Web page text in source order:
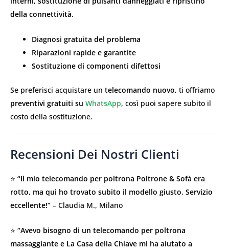
della connettività.
Diagnosi gratuita del problema
Riparazioni rapide e garantite
Sostituzione di componenti difettosi
Se preferisci acquistare un telecomando nuovo, ti offriamo
preventivi gratuiti su WhatsApp, così puoi sapere subito il
costo della sostituzione.
Recensioni Dei Nostri Clienti
⭐ “Il mio telecomando per poltrona Poltrone & Sofà era
rotto, ma qui ho trovato subito il modello giusto. Servizio
eccellente!” – Claudia M., Milano
⭐ “Avevo bisogno di un telecomando per poltrona
massaggiante e La Casa della Chiave mi ha aiutato a